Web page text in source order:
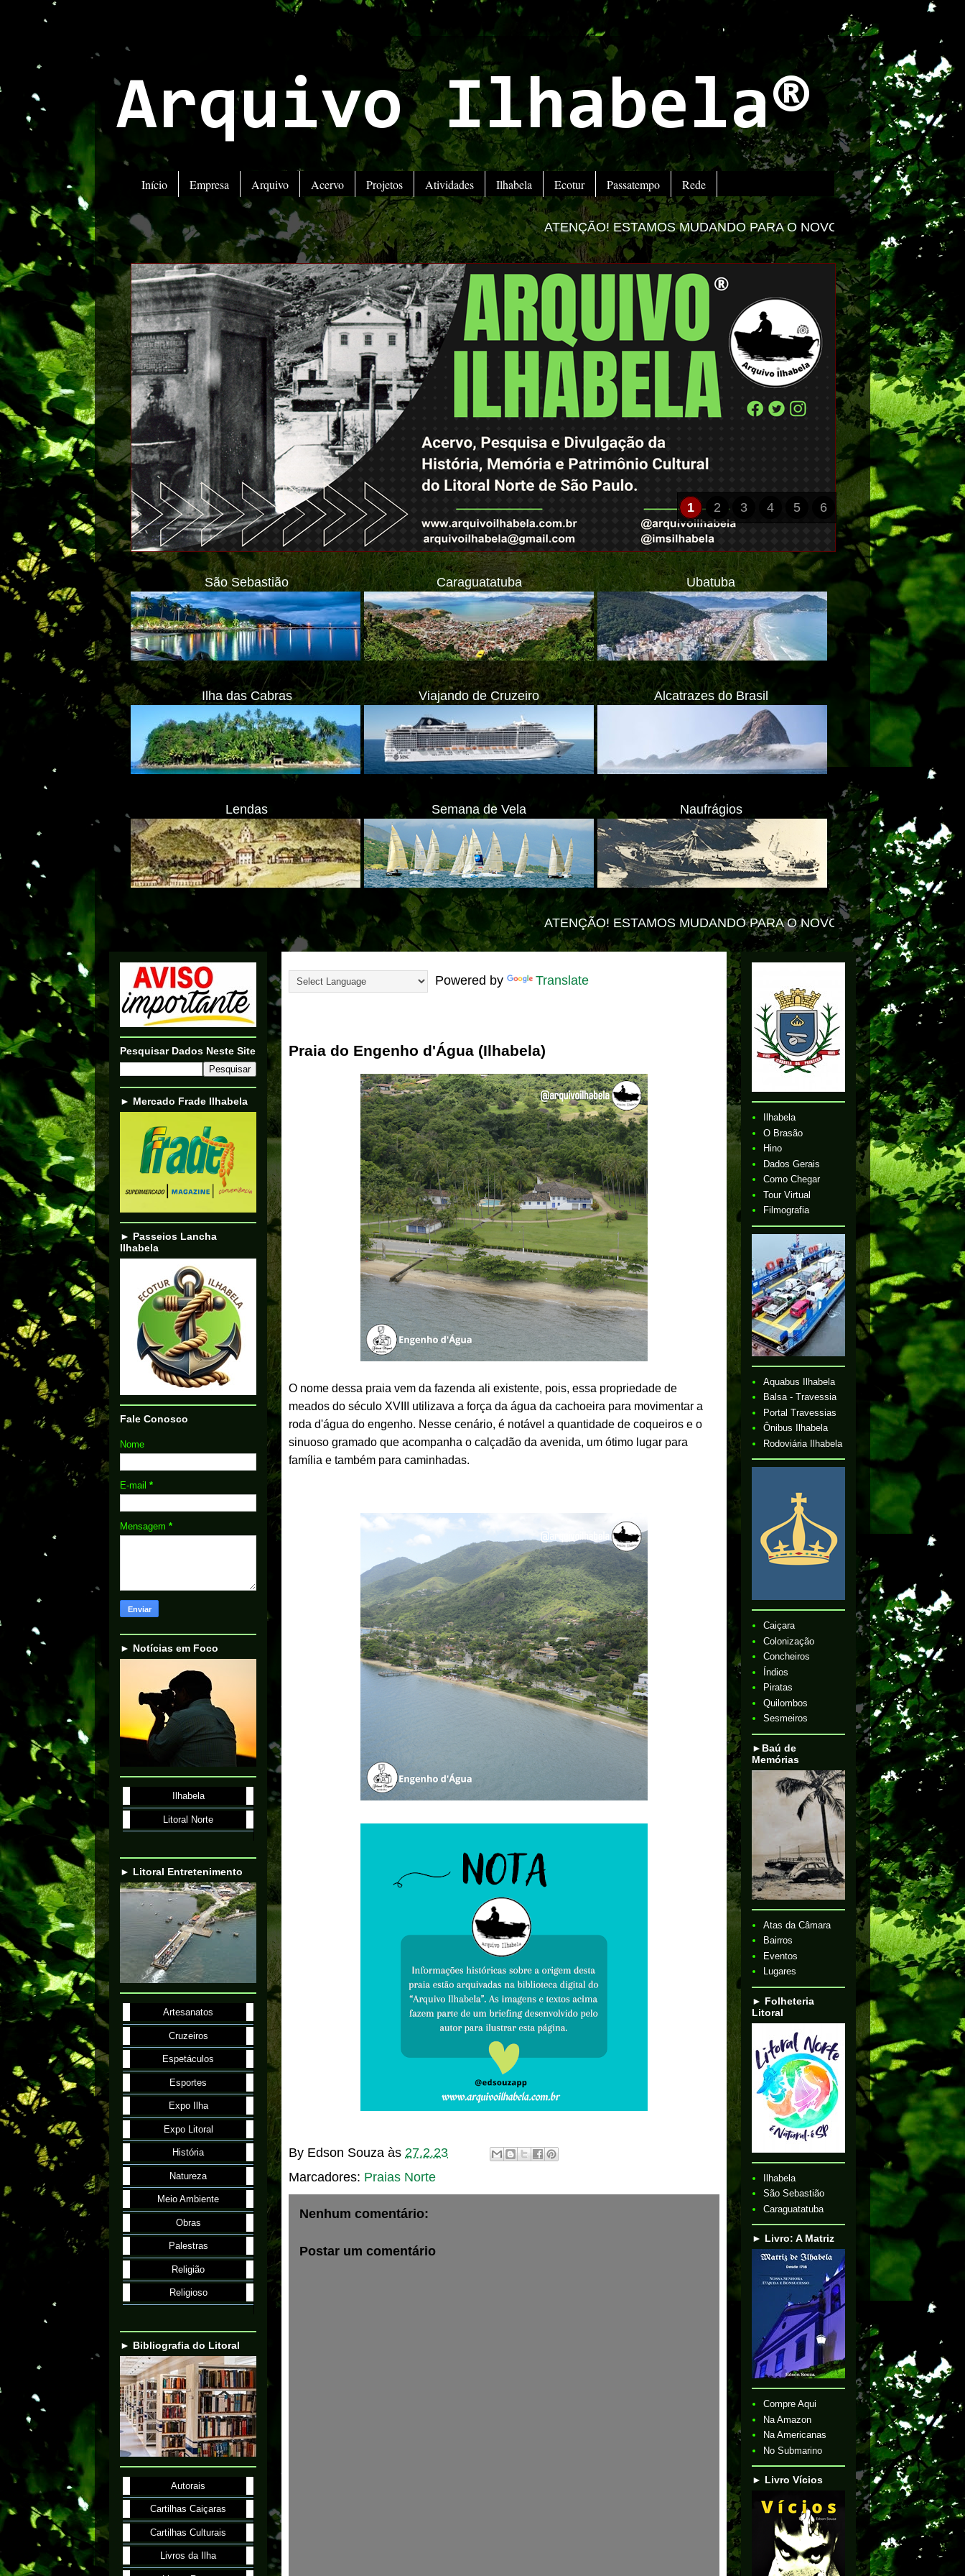
Arquivo Ilhabela®
Início Empresa Arquivo Acervo Projetos Atividades Ilhabela Ecotur Passatempo Rede
ATENÇÃO! ESTAMOS MUDANDO PARA O NOVO PORTAL -ACESSE
1 2 3 4 5 6
São Sebastião Caraguatatuba Ubatuba
Ilha das Cabras Viajando de Cruzeiro Alcatrazes do Brasil
Lendas Semana de Vela Naufrágios
ATENÇÃO! ESTAMOS MUDANDO PARA O NOVO PORTAL -ACESSE
Powered by Translate
Praia do Engenho d'Água (Ilhabela)
O nome dessa praia vem da fazenda ali existente, pois, essa propriedade de
meados do século XVIII utilizava a força da água da cachoeira para movimentar a
roda d'água do engenho. Nesse cenário, é notável a quantidade de coqueiros e o
sinuoso gramado que acompanha o calçadão da avenida, um ótimo lugar para
família e também para caminhadas.
By Edson Souza às 27.2.23
Marcadores: Praias Norte
Nenhum comentário:
Postar um comentário
Pesquisar Dados Neste Site
► Mercado Frade Ilhabela
► Passeios Lancha
Ilhabela
Fale Conosco
Nome
E-mail *
Mensagem *
► Notícias em Foco
Ilhabela
Litoral Norte
► Litoral Entretenimento
Artesanatos
Cruzeiros
Espetáculos
Esportes
Expo Ilha
Expo Litoral
História
Natureza
Meio Ambiente
Obras
Palestras
Religião
Religioso
► Bibliografia do Litoral
Autorais
Cartilhas Caiçaras
Cartilhas Culturais
Livros da Ilha
Ilhabela
O Brasão
Hino
Dados Gerais
Como Chegar
Tour Virtual
Filmografia
Aquabus Ilhabela
Balsa - Travessia
Portal Travessias
Ônibus Ilhabela
Rodoviária Ilhabela
Caiçara
Colonização
Concheiros
Índios
Piratas
Quilombos
Sesmeiros
►Baú de
Memórias
Atas da Câmara
Bairros
Eventos
Lugares
► Folheteria
Litoral
Ilhabela
São Sebastião
Caraguatatuba
► Livro: A Matriz
Compre Aqui
Na Amazon
Na Americanas
No Submarino
► Livro Vícios